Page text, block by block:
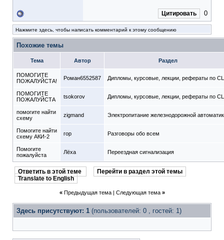
Цитировать 0
Нажмите здесь, чтобы написать комментарий к этому сообщению
Похожие темы
Тема Автор Раздел
ПОМОГИТЕ
ПОЖАЛУЙСТА!
Роман6552587 Дипломы, курсовые, лекции, рефераты по
ПОМОГИТЕ
ПОЖАЛУЙСТА
tsokorov Дипломы, курсовые, лекции, рефераты по
помогите найти
схему
zigmand Электропитание железнодорожной
Помогите найти
схему АКИ-2
гор Разговоры обо всем
Помогите
пожалуйста
Лёха Переездная сигнализация
Ответить в этой теме
Перейти в раздел этой темы
Translate to English
« Предыдущая тема| Следующая тема »
Здесь присутствуют: 1 (пользователей: 0 , гостей: 1)